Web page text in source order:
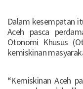
Dalam kesempatan
Aceh pasca
Otonomi Khusus
kemiskinan
“Kemiskinan Aceh